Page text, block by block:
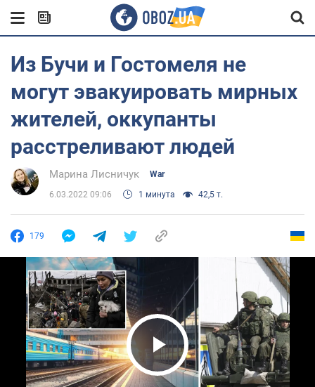
Из Бучи и Гостомеля не
могут эвакуировать мирных
жителей, оккупанты
расстреливают людей
Марина Лисничук War
6.03.2022 09:06 1 минута 42,5 т.
179
Play Video